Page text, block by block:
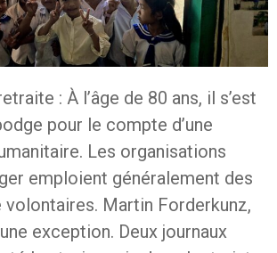
: À l’âge de 80 ans, il s’est
pour le compte d’une
Les organisations
emploient généralement des
volontaires. Martin Forderkunz,
exception. Deux journaux